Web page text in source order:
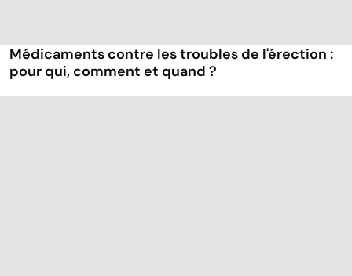
Médicaments contre les troubles de l'érection :
pour qui, comment et quand ?